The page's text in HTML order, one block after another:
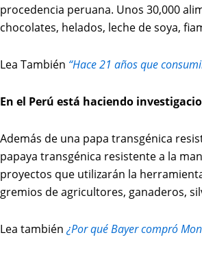
procedencia peruana. Unos 30,000
chocolates, helados, leche de soya,
Lea También “Hace 21 años que
En el Perú está haciendo
Además de una papa transgénica
papaya transgénica resistente a la
proyectos que utilizarán la
gremios de agricultores, ganaderos,
Lea también ¿Por qué Bayer compró